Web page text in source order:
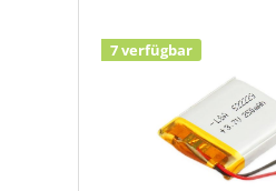
7 verfügbar